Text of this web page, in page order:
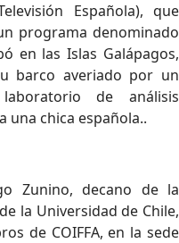
Española), que
programa denominado
en las Islas Galápagos,
barco averiado por un
de análisis
una chica española..
Zunino, decano de la
la Universidad de Chile,
de COIFFA, en la sede